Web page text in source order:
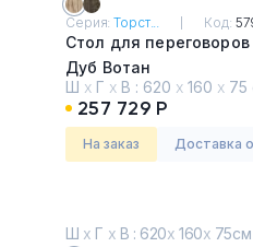
Серия:Торст... Код:
Стол для переговоров
Дуб Вотан
Ш х Г х В : 620 х 160 х 75
257 729 Р
На заказ Доставка
Ш х Г х В : 620х 160х 75см